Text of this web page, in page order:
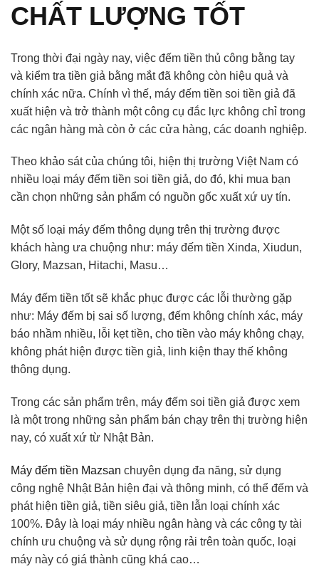
CHẤT LƯỢNG TỐT
Trong thời đại ngày nay, việc đếm tiền thủ công bằng tay
và kiểm tra tiền giả bằng mắt đã không còn hiệu quả và
chính xác nữa. Chính vì thế, máy đếm tiền soi tiền giả đã
xuất hiện và trở thành một công cụ đắc lực không chỉ trong
các ngân hàng mà còn ở các cửa hàng, các doanh nghiệp.
Theo khảo sát của chúng tôi, hiện thị trường Việt Nam có
nhiều loại máy đếm tiền soi tiền giả, do đó, khi mua bạn
cần chọn những sản phẩm có nguồn gốc xuất xứ uy tín.
Một số loại máy đếm thông dụng trên thị trường được
khách hàng ưa chuộng như: máy đếm tiền Xinda, Xiudun,
Glory, Mazsan, Hitachi, Masu…
Máy đếm tiền tốt sẽ khắc phục được các lỗi thường gặp
như: Máy đếm bị sai số lượng, đếm không chính xác, máy
báo nhầm nhiều, lỗi kẹt tiền, cho tiền vào máy không chạy,
không phát hiện được tiền giả, linh kiện thay thế không
thông dụng.
Trong các sản phẩm trên, máy đếm soi tiền giả được xem
là một trong những sản phẩm bán chạy trên thị trường hiện
nay, có xuất xứ từ Nhật Bản.
Máy đếm tiền Mazsan chuyên dụng đa năng, sử dụng
công nghệ Nhật Bản hiện đại và thông minh, có thể đếm và
phát hiện tiền giả, tiền siêu giả, tiền lẫn loại chính xác
100%. Đây là loại máy nhiều ngân hàng và các công ty tài
chính ưu chuộng và sử dụng rộng rải trên toàn quốc, loại
máy này có giá thành cũng khá cao…